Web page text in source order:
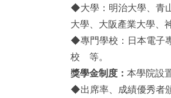
◆大學：明治大學、青
大學、大阪產業大學、
◆專門學校：日本電子
校 等。
獎學金制度： 本學院設
◆出席率、成績優秀者